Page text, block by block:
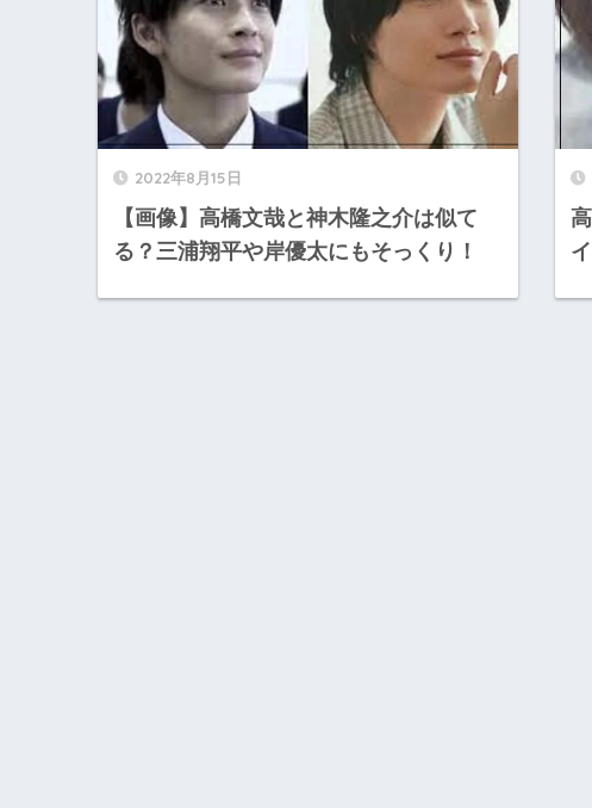
2022年8月15日
【画像】高橋文哉と神木隆之介は似て
る？三浦翔平や岸優太にもそっくり！